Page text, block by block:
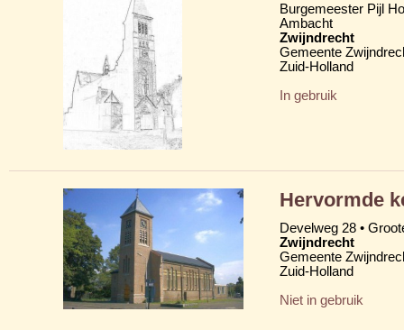
Burgemeester Pijl
Ambacht
Zwijndrecht
Gemeente
Zuid-Holland
In gebruik
Hervormde
Develweg 28 •
Zwijndrecht
Gemeente
Zuid-Holland
Niet in gebruik